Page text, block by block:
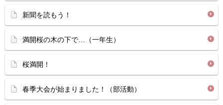
新聞を読もう！
満開桜の木の下で…（一年生）
桜満開！
春季大会が始まりました！（部活動）